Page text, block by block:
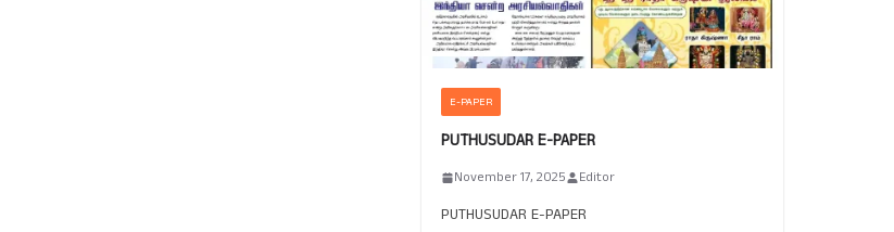
E-PAPER
PUTHUSUDAR E-PAPER
November 17, 2025 Editor
PUTHUSUDAR E-PAPER